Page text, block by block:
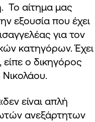
. Το αίτημα μας
εξουσία που έχει
για τον
κατηγόρων. Έχει
είπε ο δικηγόρος
είναι απλή
ανεξάρτητων